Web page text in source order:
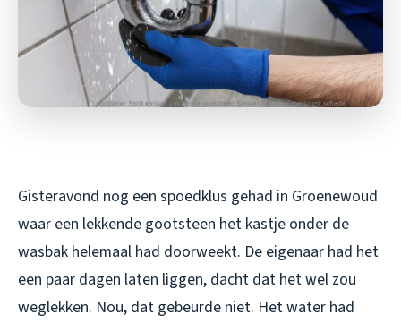
Gisteravond nog een spoedklus gehad in Groenewoud
waar een lekkende gootsteen het kastje onder de
wasbak helemaal had doorweekt. De eigenaar had het
een paar dagen laten liggen, dacht dat het wel zou
weglekken. Nou, dat gebeurde niet. Het water had